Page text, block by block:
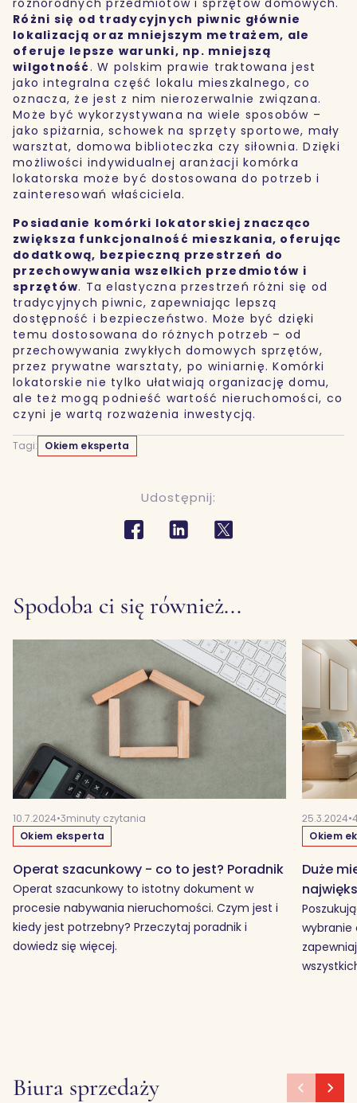
Różni się od tradycyjnych piwnic głównie
lokalizacją oraz mniejszym metrażem, ale
oferuje lepsze warunki, np. mniejszą
wilgotność. W polskim prawie traktowana jest
jako integralna część lokalu mieszkalnego, co
oznacza, że jest z nim nierozerwalnie związana.
Może być wykorzystywana na wiele sposobów –
jako spiżarnia, schowek na sprzęty sportowe, mały
warsztat, domowa biblioteczka czy siłownia. Dzięki
możliwości indywidualnej aranżacji komórka
lokatorska może być dostosowana do potrzeb i
zainteresowań właściciela.
Posiadanie komórki lokatorskiej znacząco
zwiększa funkcjonalność mieszkania, oferując
dodatkową, bezpieczną przestrzeń do
przechowywania wszelkich przedmiotów i
sprzętów. Ta elastyczna przestrzeń różni się od
tradycyjnych piwnic, zapewniając lepszą
dostępność i bezpieczeństwo. Może być dzięki
temu dostosowana do różnych potrzeb – od
przechowywania zwykłych domowych sprzętów,
przez prywatne warsztaty, po winiarnię. Komórki
lokatorskie nie tylko ułatwiają organizację domu,
ale też mogą podnieść wartość nieruchomości, co
czyni je wartą rozważenia inwestycją.
Tagi: Okiem eksperta
Udostępnij:
Spodoba ci się również...
10.7.2024•3minuty czytania
Okiem eksperta
Operat szacunkowy - co to jest? Poradnik
Operat szacunkowy to istotny dokument w
procesie nabywania nieruchomości. Czym jest i
kiedy jest potrzebny? Przeczytaj poradnik i
dowiedz się więcej.
25.3.2024•
Okiem
Duże
wybranie
Biura sprzedaży